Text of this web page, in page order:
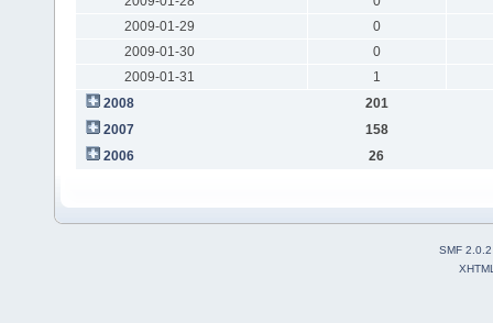
2009-01-29
0
2009-01-30
0
2009-01-31
1
2008
201
2007
158
2006
26
SMF 2.0.2